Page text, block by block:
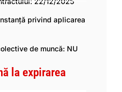
privind aplicarea
de muncă: NU
la expirarea